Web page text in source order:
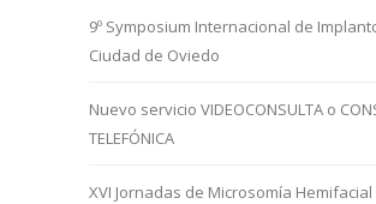
9º Symposium Internacional de
Ciudad de Oviedo
Nuevo servicio VIDEOCONSULTA o
TELEFÓNICA
XVI Jornadas de Microsomía Hemifacial